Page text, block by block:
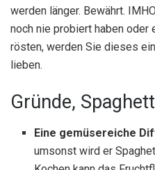
werden länger. Bewährt.
noch nie probiert haben oder
rösten, werden Sie dieses
lieben.
Gründe,
Eine gemüsereiche
umsonst wird er